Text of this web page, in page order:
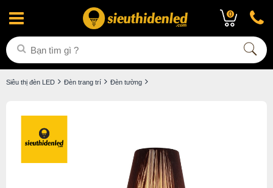
0
Siêu thị đèn LED Đèn trang trí Đèn tường